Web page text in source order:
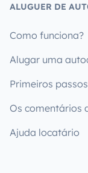
ALUGUER DE
Como funciona?
Alugar uma
Primeiros
Os comentários
Ajuda locatário